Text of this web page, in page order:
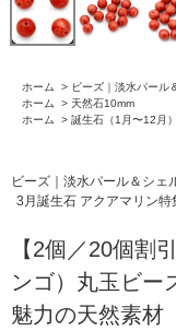
ホーム > ビーズ｜淡水パール
ホーム
> 天然石10mm
ホーム
> 誕生石（1月〜12月）
ビーズ｜淡水パール＆シェ
3月誕生石 アクアマリン特
【2個／20個割
ンゴ）丸玉ビー
魅力の天然素材